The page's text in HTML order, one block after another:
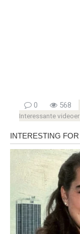
0 568
Interessante videoer